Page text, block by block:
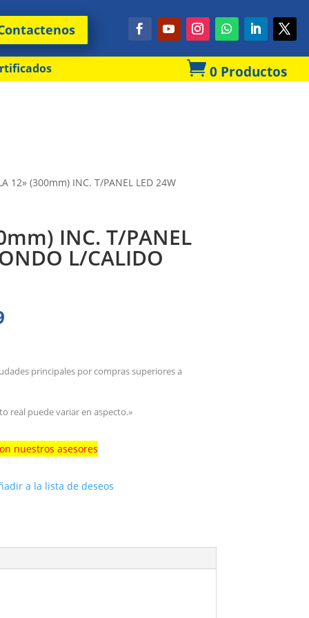
 0 Productos
12» (300mm) INC. T/PANEL LED 24W
INC. T/PANEL
L/CALIDO
El
es:
$22.859.
principales por compras superiores a
real puede variar en aspecto.»
nuestros asesores
a la lista de deseos